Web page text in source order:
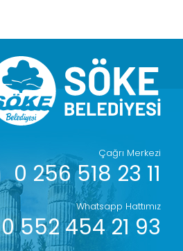
Çağrı Merkezi
0 256 518 23 11
Whatsapp Hattımız
0 552 454 21 93